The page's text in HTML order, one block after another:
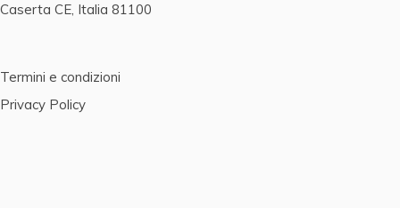
Caserta CE, Italia 81100
Termini e condizioni
Privacy Policy